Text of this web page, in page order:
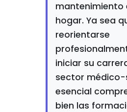
mantenimiento
hogar. Ya sea
reorientarse
iniciar su
sector médico-
esencial
bien las